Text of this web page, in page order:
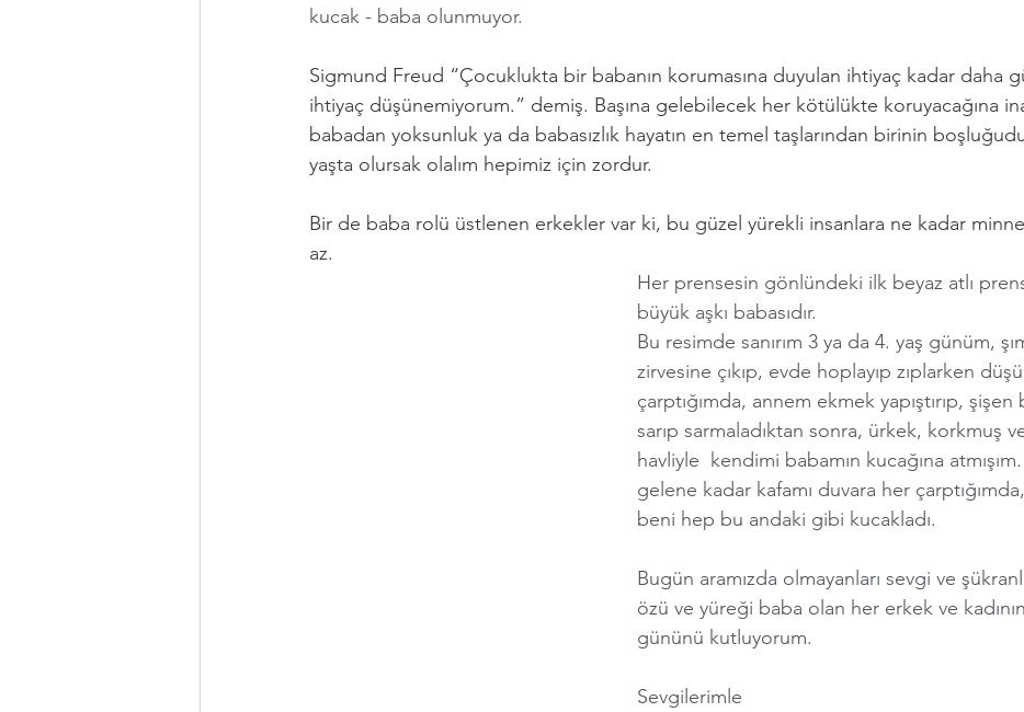
kucak - baba olunmuyor.
Sigmund Freud “Çocuklukta bir babanın korumasına duyulan ihtiyaç kadar daha
ihtiyaç düşünemiyorum.” demiş. Başına gelebilecek her kötülükte koruyacağına
babadan yoksunluk ya da babasızlık hayatın en temel taşlarından birinin
yaşta olursak olalım hepimiz için zordur.
Bir de baba rolü üstlenen erkekler var ki, bu güzel yürekli insanlara ne kadar
az.
Her prensesin gönlündeki ilk beyaz atlı
büyük aşkı babasıdır.
Bu resimde sanırım 3 ya da 4. yaş günüm,
zirvesine çıkıp, evde hoplayıp zıplarken
çarptığımda, annem ekmek yapıştırıp, şişen
sarıp sarmaladıktan sonra, ürkek, korkmuş
havliyle  kendimi babamın kucağına
gelene kadar kafamı duvara her
beni hep bu andaki gibi kucakladı.
Bugün aramızda olmayanları sevgi ve
özü ve yüreği baba olan her erkek ve
gününü kutluyorum.
Sevgilerimle